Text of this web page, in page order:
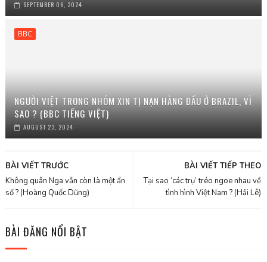
SEPTEMBER 06, 2024
BBC
NGƯỜI VIỆT TRONG NHÓM XIN TỊ NẠN HÀNG ĐẦU Ở BRAZIL, VÌ
SAO ? (BBC TIẾNG VIỆT)
AUGUST 23, 2024
BÀI VIẾT TIẾP THEO
Tại sao ‘các trụ’ tréo ngoe nhau về
tình hình Việt Nam ? (Hải Lê)
BÀI VIẾT TRƯỚC
Không quân Nga vẫn còn là một ẩn
số ? (Hoàng Quốc Dũng)
BÀI ĐĂNG NỔI BẬT